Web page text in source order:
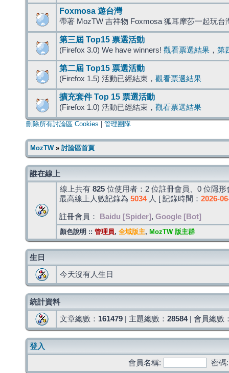
Foxmosa 遊台灣
帶著 MozTW 吉祥物 Foxmosa 狐耳摩莎一起玩台
第三屆 Top15 票選活動
(Firefox 3.0) We have winners! 觀看票選結果 ， 第
第二屆 Top15 票選活動
(Firefox 1.5) 活動已經結束， 觀看票選結果
擴充套件 Top 15 票選活動
(Firefox 1.0) 活動已經結束， 觀看票選結果
刪除所有討論區 Cookies 管理團隊
MozTW» 討論區首頁
誰在線上
線上共有 825 位使用者：2 位註冊會員、0 位隱
最高線上人數記錄為 5034人 [ 記錄時間： 2026-
註冊會員： Baidu [Spider] , Google [Bot]
顏色說明 :: 管理員, 全域版主, MozTW 版主群
生日
今天沒有人生日
統計資料
文章總數： 161479 | 主題總數： 28584| 會員總數
登入
會員名稱:
密碼: